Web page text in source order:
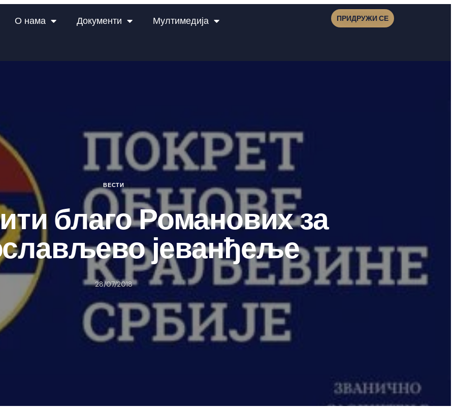
О нама Документи Мултимедија ПРИДРУЖИ СЕ
ВЕСТИ
благо Романових за
јеванђеље
28/07/2018